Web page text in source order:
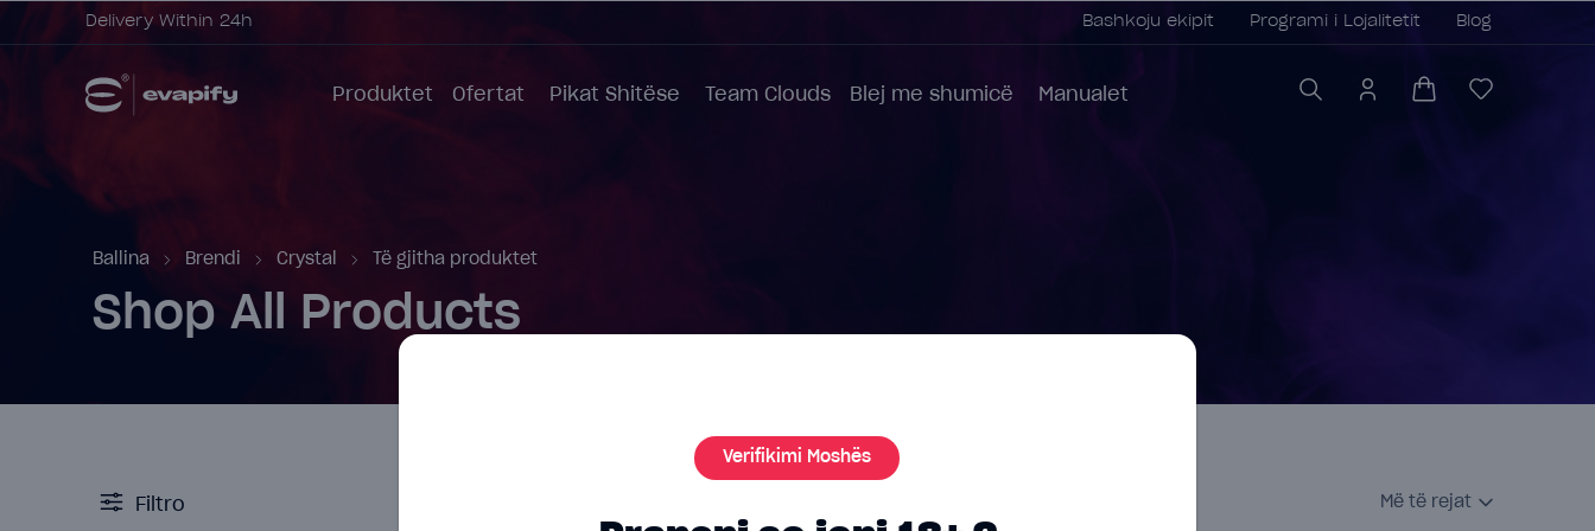
Verifikimi Moshës
Delivery Within 24h Bashkoju ekipit Programi i Lojalitetit Blog
Produktet Ofertat Pikat Shitëse Team Clouds Blej me shumicë Manualet
Ballina Brendi Crystal Të gjitha produktet
Shop All Products
Filtro Më të rejat